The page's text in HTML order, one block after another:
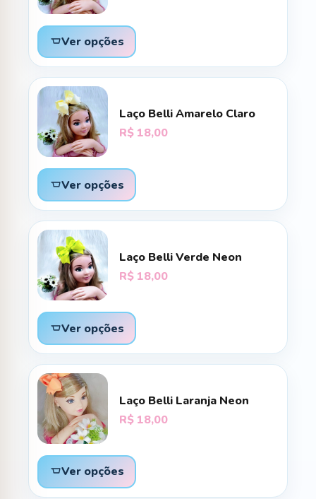
Ver opções
Laço Belli Amarelo Claro
R$ 18,00
Ver opções
Laço Belli Verde Neon
R$ 18,00
Ver opções
Laço Belli Laranja Neon
R$ 18,00
Ver opções